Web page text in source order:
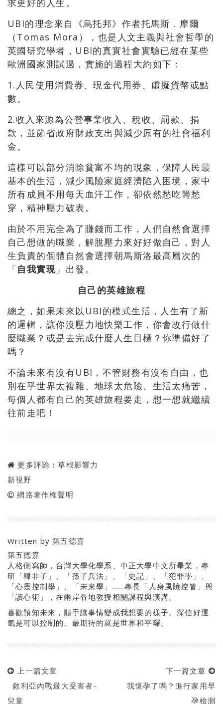
求更好的人生。
UBI的理念來自《烏托邦》作者托馬斯．摩爾
（Tomas Mora），也是人文主義與社會哲學的
英國研究學者，UBI的真實社會實驗已經在某些
歐洲國家測試過，實施的過程大約如下：
1.人民使用消費券、現金代用券、虛擬貨幣或點
數。
2.收入來源為公營事業收入、稅收、罰款、捐
款，並節省政府財政支出與減少原有的社會福利
金。
這樣可以部分消除貧富不均的現象，保障人民最
基本的生活，減少風險家庭經濟陷入困境，家中
所有成員不用每天血汗工作，卻依然愁吃籌愁
穿，精神壓力破表。
由於不用完全為了賺錢而工作，人們自然會選擇
自己想做的職業，解脫壓力來好好做自己，對人
生負責的個體自然會選擇朝馬斯洛最高層次的
「自我實現 」出發。
自己的英雄旅程
總之，如果未來以UBI的模式生活，人生有了新
的邏輯，讓你沒壓力地快樂工作，你會改行做什
麼職業？或是去完成什麼人生目標？你準備好了
嗎？
不論未來有沒有UBI，不管財務有沒有自由，也
別在乎世界太複雜、地球太危險、生活太痛苦，
每個人都有自己的英雄旅程要走，想一想就繼續
往前走吧！
更多評論：草根影響力
新視野
網路著作權聲明
Written by第五德嘉
第五德嘉
人格側寫師，台灣大學化學系、中正大學中文所畢業，專
研「韓非子」、「孫子兵法」、「史記」、「犯罪學」、
「心靈控制學」、「未來學」……專長「人身風險控管」與
「讀心術」，在兩岸各地教授相關課程與演講。
喜歡預知未來，順手讓事情變成我想要的樣子。深信好運
氣是可以控制的。最期待的就是世界和平囉。
上一篇文章
敘利亞內戰最大受害者–
兒童
下一篇文章
我懷孕了嗎？進行家用早
孕檢測